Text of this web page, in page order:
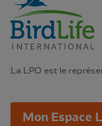
La LPO est le
Mon Espace